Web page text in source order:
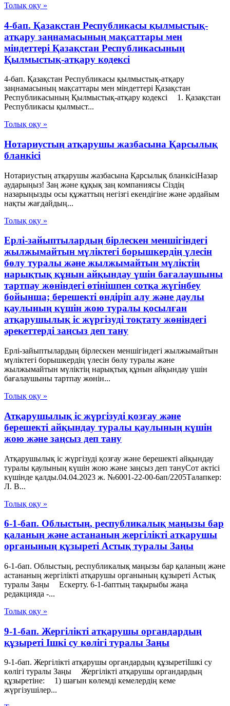
Толық оқу »
4-бап. Қазақстан Республикасы қылмыстық-
атқару заңнамасының мақсаттары мен
мiндеттерi Қазақстан Республикасының
Қылмыстық-атқару кодексі
4-бап. Қазақстан Республикасы қылмыстық-атқару
заңнамасының мақсаттары мен мiндеттерi Қазақстан
Республикасының Қылмыстық-атқару кодексі 1. Қазақстан
Республикасы қылмыст...
Толық оқу »
Нотариустың атқарушы жазбасына Қарсылық
бланкісі
Нотариустың атқарушы жазбасына Қарсылық бланкісіНазар
аударыңыз! Заң және құқық заң компаниясы Сіздің
назарыңызды осы құжаттың негізгі екендігіне және әрдайым
нақты жағдайдың...
Толық оқу »
Ерлі-зайыптылардың бірлескен меншігіндегі
жылжымайтын мүліктегі борышкердің үлесін
бөлу туралы және жылжымайтын мүліктің
нарықтық құнын айқындау үшін бағалаушыны
тартпау жөніндегі өтінішпен сотқа жүгінбеу
бойынша; берешекті өндіріп алу және даулы
қаулының күшін жою туралы қосылған
атқарушылық іс жүргізуді тоқтату жөніндегі
әрекеттерді заңсыз деп тану
Ерлі-зайыптылардың бірлескен меншігіндегі жылжымайтын
мүліктегі борышкердің үлесін бөлу туралы және
жылжымайтын мүліктің нарықтық құнын айқындау үшін
бағалаушыны тартпау жөнін...
Толық оқу »
Атқарушылық іс жүргізуді қозғау және
берешекті айқындау туралы қаулының күшін
жою және заңсыз деп тану
Атқарушылық іс жүргізуді қозғау және берешекті айқындау
туралы қаулының күшін жою және заңсыз деп тануСот актісі
күшінде қалды.04.04.2023 ж. №6001-22-00-6ап/2205Талапкер:
Л. В...
Толық оқу »
6-1-бап. Облыстың, республикалық маңызы бар
қаланың және астананың жергілікті атқарушы
органының құзыреті Астық туралы Заңы
6-1-бап. Облыстың, республикалық маңызы бар қаланың және
астананың жергілікті атқарушы органының құзыреті Астық
туралы Заңы Ескерту. 6-1-баптың тақырыбы жаңа
редакцияда -...
Толық оқу »
9-1-бап. Жергілікті атқарушы органдардың
құзыреті Iшкi су көлiгi туралы Заңы
9-1-бап. Жергілікті атқарушы органдардың құзыретіIшкi су
көлiгi туралы Заңы Жергілікті атқарушы органдардың
құзыретіне: 1) шағын көлемді кемелердің кеме
жүргізушілер...